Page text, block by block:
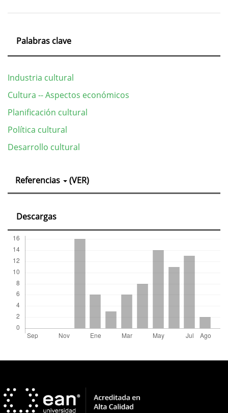
Palabras clave
Industria cultural
Cultura -- Aspectos económicos
Planificación cultural
Política cultural
Desarrollo cultural
Detalles
del
artículo
Referencias (VER)
Descargas